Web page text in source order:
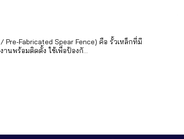
Pre-Fabricated Spear Fence) คือ รั้วเหล็กที่มี
นพร้อมติดตั้ง ใช้เพื่อป้องกั...